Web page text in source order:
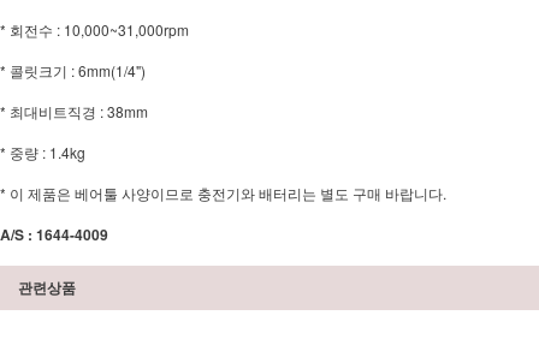
* 회전수 : 10,000~31,000rpm
* 콜릿크기 : 6mm(1/4")
* 최대비트직경 : 38mm
* 중량 : 1.4kg
* 이 제품은 베어툴 사양이므로 충전기와 배터리는 별도 구매 바랍니다.
A/S : 1644-4009
관련상품